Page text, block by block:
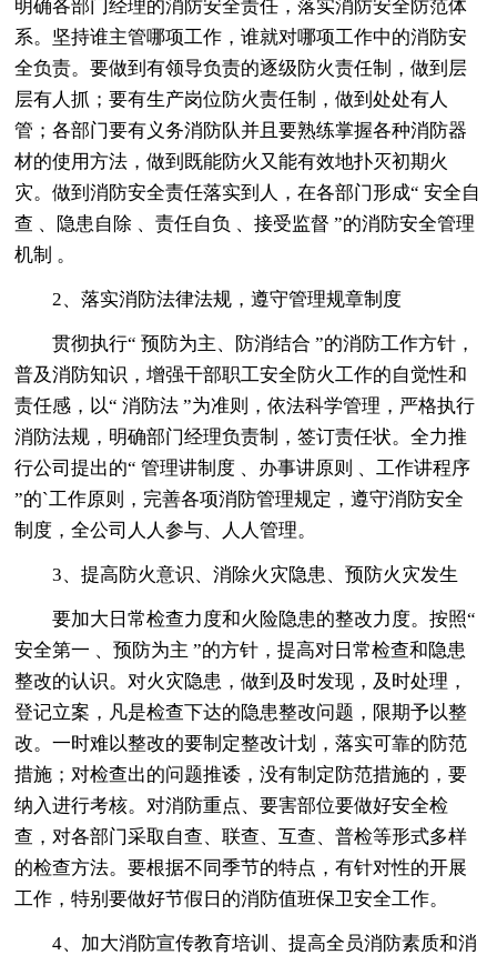
明确各部门经理的消防安全责任，落实消防安全防范体
系。坚持谁主管哪项工作，谁就对哪项工作中的消防安
全负责。要做到有领导负责的逐级防火责任制，做到层
层有人抓；要有生产岗位防火责任制，做到处处有人
管；各部门要有义务消防队并且要熟练掌握各种消防器
材的使用方法，做到既能防火又能有效地扑灭初期火
灾。做到消防安全责任落实到人，在各部门形成“ 安全自
查 、隐患自除 、责任自负 、接受监督 ”的消防安全管理
机制 。
2、落实消防法律法规，遵守管理规章制度
贯彻执行“ 预防为主、防消结合 ”的消防工作方针，
普及消防知识，增强干部职工安全防火工作的自觉性和
责任感，以“ 消防法 ”为准则，依法科学管理，严格执行
消防法规，明确部门经理负责制，签订责任状。全力推
行公司提出的“ 管理讲制度 、办事讲原则 、工作讲程序
”的`工作原则，完善各项消防管理规定，遵守消防安全
制度，全公司人人参与、人人管理。
3、提高防火意识、消除火灾隐患、预防火灾发生
要加大日常检查力度和火险隐患的整改力度。按照“
安全第一 、预防为主 ”的方针，提高对日常检查和隐患
整改的认识。对火灾隐患，做到及时发现，及时处理，
登记立案，凡是检查下达的隐患整改问题，限期予以整
改。一时难以整改的要制定整改计划，落实可靠的防范
措施；对检查出的问题推诿，没有制定防范措施的，要
纳入进行考核。对消防重点、要害部位要做好安全检
查，对各部门采取自查、联查、互查、普检等形式多样
的检查方法。要根据不同季节的特点，有针对性的开展
工作，特别要做好节假日的消防值班保卫安全工作。
4、加大消防宣传教育培训、提高全员消防素质和消